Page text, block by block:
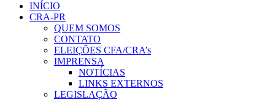
INÍCIO
CRA-PR
QUEM SOMOS
CONTATO
ELEIÇÕES CFA/CRA’s
IMPRENSA
NOTÍCIAS
LINKS EXTERNOS
LEGISLAÇÃO